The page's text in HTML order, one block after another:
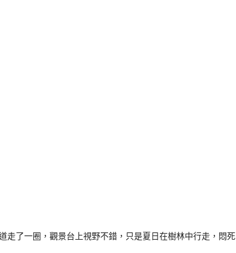
走了一圈，觀景台上視野不錯，只是夏日在樹林中行走，悶死